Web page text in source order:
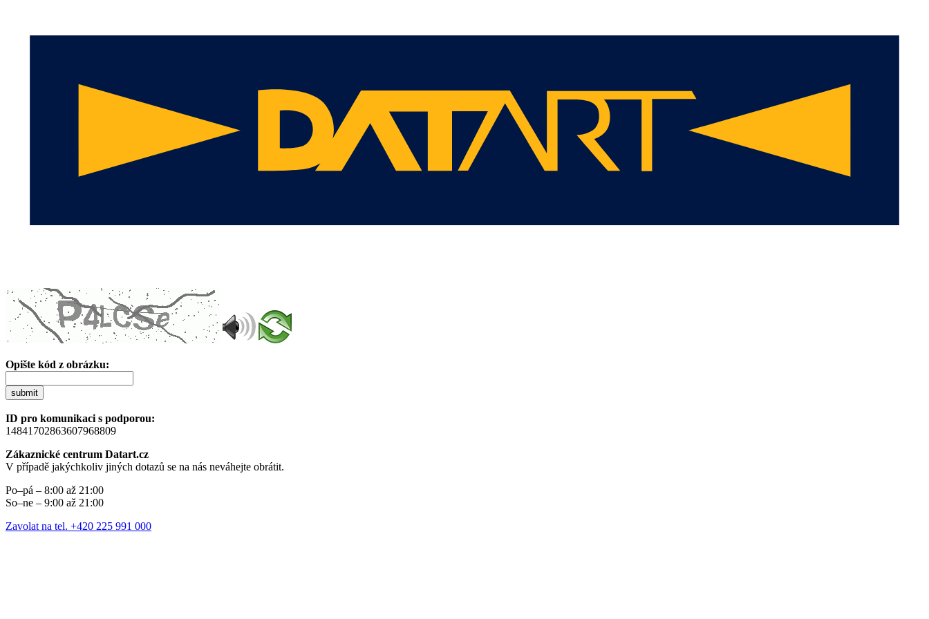
Opište kód z obrázku:
submit
ID pro komunikaci s podporou:
14841702863607968809
Zákaznické centrum Datart.cz
V případě jakýchkoliv jiných dotazů se na nás neváhejte obrátit.
Po–pá – 8:00 až 21:00
So–ne – 9:00 až 21:00
Zavolat na tel. +420 225 991 000